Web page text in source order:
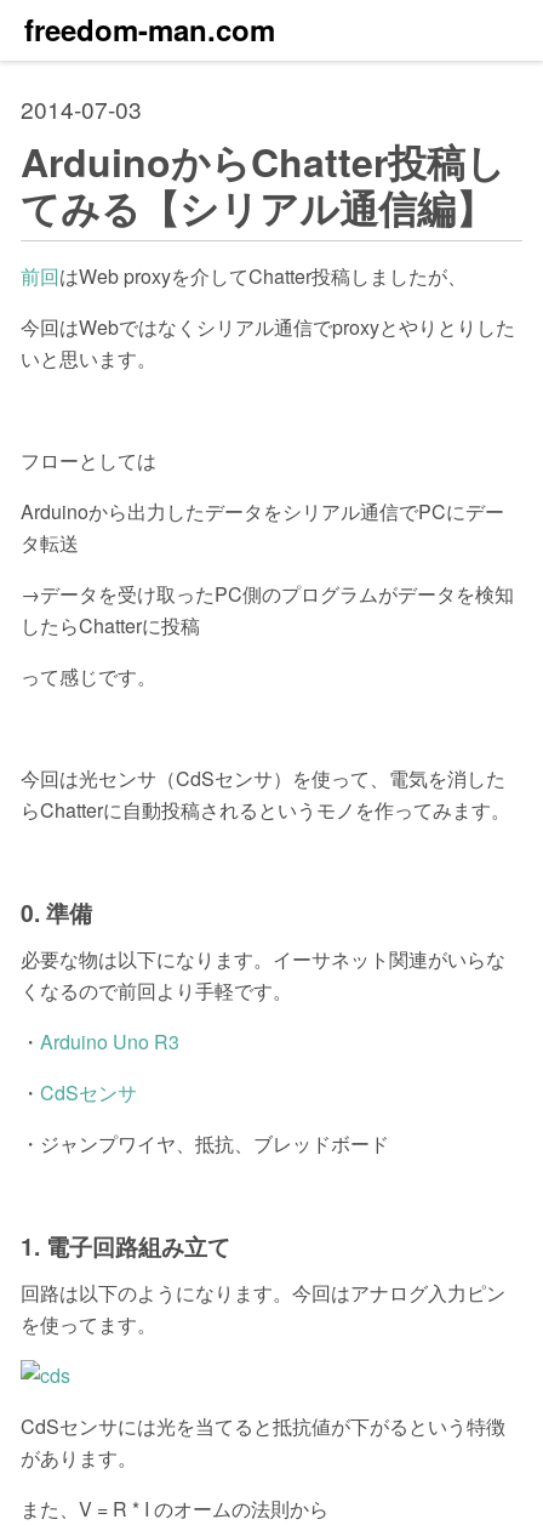
freedom-man.com
2014-07-03
ArduinoからChatter投稿し
てみる【シリアル通信編】
前回はWeb proxyを介してChatter投稿しましたが、
今回はWebではなくシリアル通信でproxyとやりとりした
いと思います。
フローとしては
Arduinoから出力したデータをシリアル通信でPCにデー
タ転送
→データを受け取ったPC側のプログラムがデータを検知
したらChatterに投稿
って感じです。
今回は光センサ（CdSセンサ）を使って、電気を消した
らChatterに自動投稿されるというモノを作ってみます。
0. 準備
必要な物は以下になります。イーサネット関連がいらな
くなるので前回より手軽です。
・ Arduino Uno R3
・ CdSセンサ
・ジャンプワイヤ、抵抗、ブレッドボード
1. 電子回路組み立て
回路は以下のようになります。今回はアナログ入力ピン
を使ってます。
CdSセンサには光を当てると抵抗値が下がるという特徴
があります。
また、V = R * I のオームの法則から